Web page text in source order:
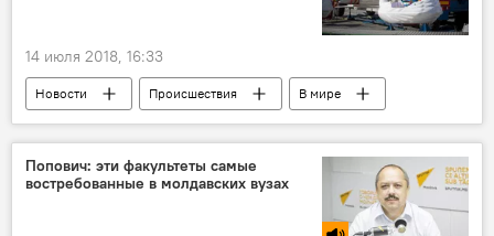
14 июля 2018, 16:33
Новости Происшествия В мире
Попович: эти факультеты самые
востребованные в молдавских вузах